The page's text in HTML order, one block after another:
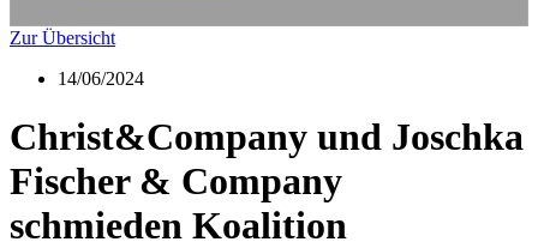
Zur Übersicht
14/06/2024
Christ&Company und Joschka
Fischer & Company
schmieden Koalition